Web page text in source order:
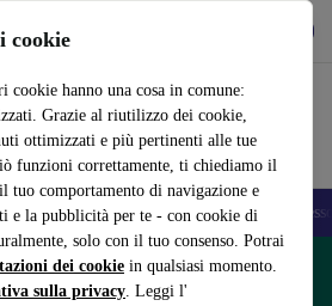
cookie
hanno una cosa in comune:
Grazie al riutilizzo dei cookie,
ottimizzati e più pertinenti alle tue
funzioni correttamente, ti chiediamo il
tuo comportamento di navigazione e
e la pubblicità per te - con cookie di
solo con il tuo consenso. Potrai
dei cookie in qualsiasi momento.
sulla privacy. Leggi l'
e semplice
Portatili Tablet Smartwatch
su MacBook e iPad– Codice: